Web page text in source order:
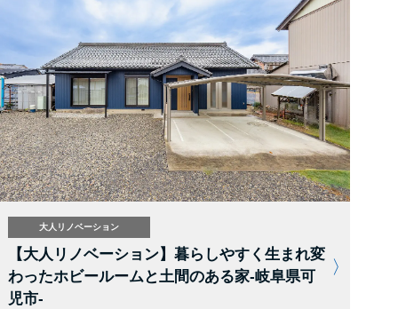
大人リノベーション
【大人リノベーション】暮らしやすく生まれ変
わったホビールームと土間のある家-岐阜県可
児市-